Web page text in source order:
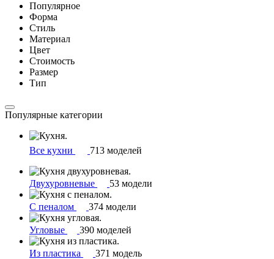
Популярное
Форма
Стиль
Материал
Цвет
Стоимость
Размер
Тип
Популярные категории
Все кухни 713 моделей
Двухуровневые 53 модели
С пеналом 374 модели
Угловые 390 моделей
Из пластика 371 модель